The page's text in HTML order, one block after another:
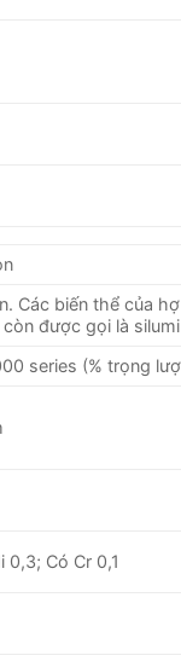
Các biến thể của
được gọi là
series (% trọng
0,3; Có Cr 0,1